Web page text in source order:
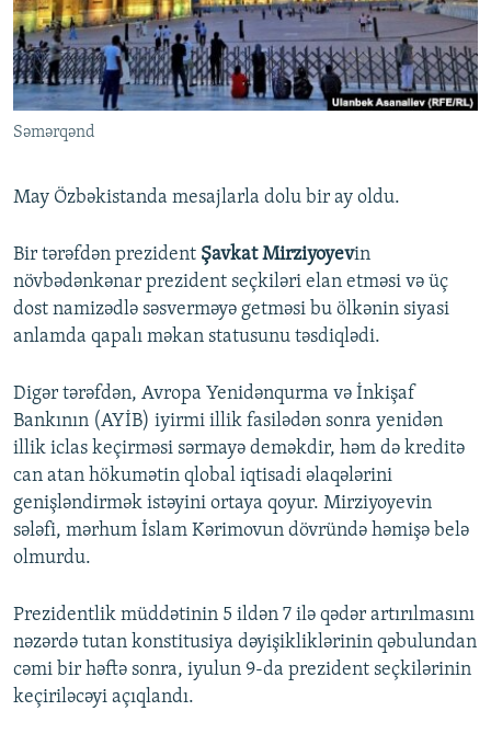
İNFOQRAFIKA
KARIKATURA
AZƏRBAYCAN ƏDƏBIYYATI KITABXANASI
İSLAM VƏ DEMOKRATIYA
İZ - MƏDƏNIYYƏT PROQRAMI
MISSIYAMIZ
PEŞƏ ETIKASI VƏ JURNALISTIKA STANDARTLARIMIZ
MATERIALLARIMIZDAN ISTIFADƏ
AZADLIQRADIOSU MOBIL TELEFONUNUZDA
BIZI IZLƏ
RFE/RL-in bütün saytları
Səmərqənd
May Özbəkistanda mesajlarla dolu bir ay oldu.
Bir tərəfdən prezident Şavkat Mirziyoyevin
növbədənkənar prezident seçkiləri elan etməsi və üç
dost namizədlə səsverməyə getməsi bu ölkənin siyasi
anlamda qapalı məkan statusunu təsdiqlədi.
Digər tərəfdən, Avropa Yenidənqurma və İnkişaf
Bankının (AYİB) iyirmi illik fasilədən sonra yenidən
illik iclas keçirməsi sərmayə deməkdir, həm də kreditə
can atan hökumətin qlobal iqtisadi əlaqələrini
genişləndirmək istəyini ortaya qoyur. Mirziyoyevin
sələfi, mərhum İslam Kərimovun dövründə həmişə belə
olmurdu.
Prezidentlik müddətinin 5 ildən 7 ilə qədər artırılmasını
nəzərdə tutan konstitusiya dəyişikliklərinin qəbulundan
cəmi bir həftə sonra, iyulun 9-da prezident seçkilərinin
keçiriləcəyi açıqlandı.